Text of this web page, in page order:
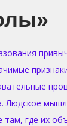
Людское
там, где их